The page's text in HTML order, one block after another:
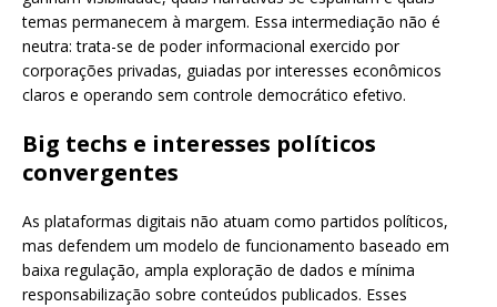
temas permanecem à margem. Essa intermediação não é
neutra: trata-se de poder informacional exercido por
corporações privadas, guiadas por interesses econômicos
claros e operando sem controle democrático efetivo.
Big techs e interesses políticos
convergentes
As plataformas digitais não atuam como partidos políticos,
mas defendem um modelo de funcionamento baseado em
baixa regulação, ampla exploração de dados e mínima
responsabilização sobre conteúdos publicados. Esses